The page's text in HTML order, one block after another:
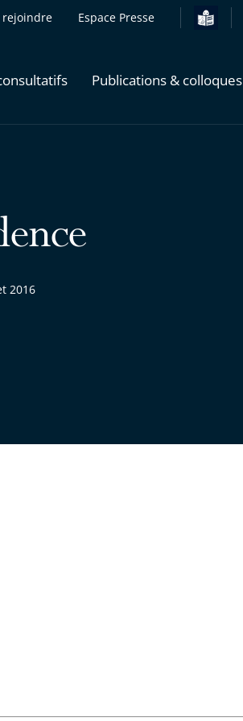
rejoindre Espace Presse
Publications & colloques
2016